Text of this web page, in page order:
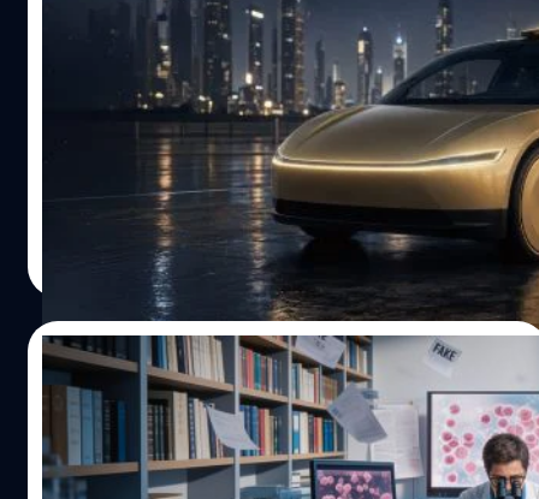
Tesla แง้มเตรียมใส่ Starlink V5 ใน
Cybercab ดันประสิทธิภาพแท็กซี่ไร้คนขับ วิ่ง
ต่อแม้ในพื้นที่เน็ตอ่อนไร้สัญญาณ
ย้อนไปไม่กี่ปีก่อน Tesla Cybercab เคยเปิดตัวไปแล้วไปเมื่อ
เดือนตุลาคม 2024 ที่ อีลอน มัสก์ (Elon Musk) ตั้งใจพัฒนา
ขึ้นมาเจาะตลาด Robotaxi ซึ่งมาในรูปแบบรถยนต์ไฟฟ้า
ระบบขับเคลื่อนอัตโนมัติเต็มรูปแบบที่ออกแบบมาสำหรับ 2 ที่
นั่ง ไม่มีพวงมาลัยและแป้นเหยียบ มัสก์ บอกกว้าง ๆ ว่าจะผลิต
ภายในปี 2026 หรือช้าที่สุดปี 2027 ซึ่งในเดือนกุมภาพันธ์ปี
2026 ที่ผ่านมา Tesla ก็ได้เริ่มเข้าสู่กระบวนการผลิตและ
ทดสอบ Tesla Cybercab รุ่นผลิตจริงแล้ว โดยมีการประกอบที่
โรงงาน Gigafactory ในเมืองออสติน รัฐเท็กซัส และเริ่มวิ่ง
ทดสอบบนถนนจริงบางพื้นที่ แต่ยังไม่อนุญาตให้วางจำหน่าย
ทั่วไปหรือให้บริการเชิงพาณิชย์ และล่าสุดเส้นทางของแท็กซี่
ไร้คนขับนี้กำลังไปได้สวย เมื่อวันที่ 21 กรกฎาคมที่ผ่านมา
Starlink ได้โพสต์ข้อความผ่าน X (Twitter) ว่า “High-speed
internet from space for the future of autonomous…
รัตนาภรณ์ ศรีนวลจันทร์ | 15 days ago
23/07/2026
AI พบงานวิจัยมะเร็งกว่า 250,000 ฉบับ อาจ
เป็น “งานปลอม”
เวลาพูดถึง AI หลายคนมักนึกถึงการช่วยเขียน สร้างภาพ หรือ